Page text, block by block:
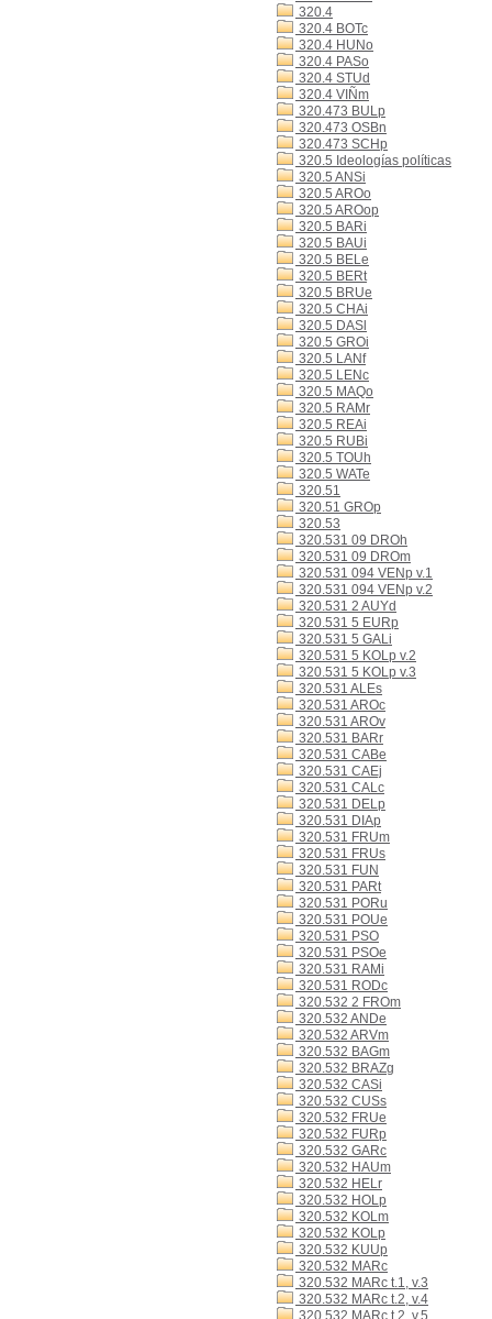
320.4
320.4 BOTc
320.4 HUNo
320.4 PASo
320.4 STUd
320.4 VIÑm
320.473 BULp
320.473 OSBn
320.473 SCHp
320.5 Ideologías políticas
320.5 ANSi
320.5 AROo
320.5 AROop
320.5 BARi
320.5 BAUi
320.5 BELe
320.5 BERt
320.5 BRUe
320.5 CHAi
320.5 DASl
320.5 GROi
320.5 LANf
320.5 LENc
320.5 MAQo
320.5 RAMr
320.5 REAi
320.5 RUBi
320.5 TOUh
320.5 WATe
320.51
320.51 GROp
320.53
320.531 09 DROh
320.531 09 DROm
320.531 094 VENp v.1
320.531 094 VENp v.2
320.531 2 AUYd
320.531 5 EURp
320.531 5 GALi
320.531 5 KOLp v.2
320.531 5 KOLp v.3
320.531 ALEs
320.531 AROc
320.531 AROv
320.531 BARr
320.531 CABe
320.531 CAEj
320.531 CALc
320.531 DELp
320.531 DIAp
320.531 FRUm
320.531 FRUs
320.531 FUN
320.531 PARt
320.531 PORu
320.531 POUe
320.531 PSO
320.531 PSOe
320.531 RAMi
320.531 RODc
320.532 2 FROm
320.532 ANDe
320.532 ARVm
320.532 BAGm
320.532 BRAZg
320.532 CASi
320.532 CUSs
320.532 FRUe
320.532 FURp
320.532 GARc
320.532 HAUm
320.532 HELr
320.532 HOLp
320.532 KOLm
320.532 KOLp
320.532 KUUp
320.532 MARc
320.532 MARc t.1, v.3
320.532 MARc t.2, v.4
320.532 MARc t.2, v.5